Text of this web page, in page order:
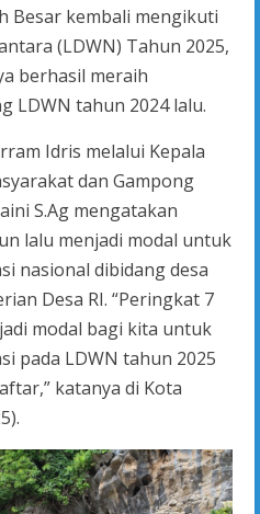
Besar kembali mengikuti
(LDWN) Tahun 2025,
berhasil meraih
LDWN tahun 2024 lalu.
Idris melalui Kepala
dan Gampong
S.Ag mengatakan
lalu menjadi modal untuk
nasional dibidang desa
Desa RI. “Peringkat 7
modal bagi kita untuk
pada LDWN tahun 2025
katanya di Kota